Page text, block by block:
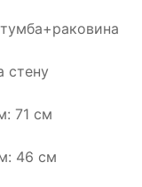
стену
71 см
46 см